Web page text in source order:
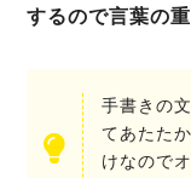
するので言葉の
手書きの
てあたた
けなので